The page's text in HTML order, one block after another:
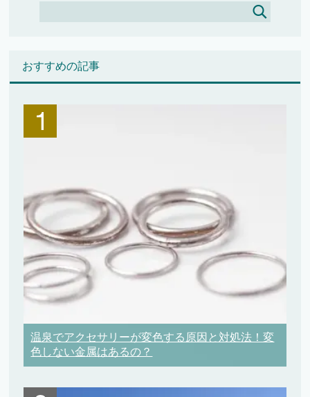
おすすめの記事
温泉でアクセサリーが変色する原因と対処法！変
色しない金属はあるの？